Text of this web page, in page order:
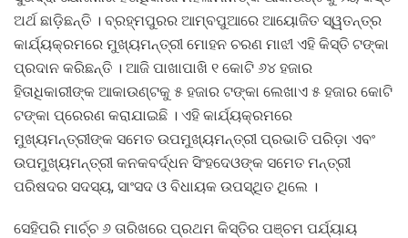
ଅର୍ଥ ଛାଡ଼ିଛନ୍ତି । ବ୍ରହ୍ମପୁରର ଆମ୍ବପୁଆରେ ଆୟୋଜିତ ସ୍ୱତନ୍ତ୍ର
କାର୍ଯ୍ୟକ୍ରମରେ ମୁଖ୍ୟମନ୍ତ୍ରୀ ମୋହନ ଚରଣ ମାଝୀ ଏହି କିସ୍ତି ଟଙ୍କା
ପ୍ରଦାନ କରିଛନ୍ତି । ଆଜି ପାଖାପାଖି ୧ କୋଟି ୬୪ ହଜାର
ହିତାଧିକାରୀଙ୍କ ଆକାଉଣ୍ଟକୁ ୫ ହଜାର ଟଙ୍କା ଲେଖାଏ ୫ ହଜାର କୋଟି
ଟଙ୍କା ପ୍ରେରଣ କରାଯାଇଛି । ଏହି କାର୍ଯ୍ୟକ୍ରମରେ
ମୁଖ୍ୟମନ୍ତ୍ରୀଙ୍କ ସମେତ ଉପମୁଖ୍ୟମନ୍ତ୍ରୀ ପ୍ରଭାତି ପରିଡ଼ା ଏବଂ
ଉପମୁଖ୍ୟମନ୍ତ୍ରୀ କନକବର୍ଦ୍ଧନ ସିଂହଦେଓଙ୍କ ସମେତ ମନ୍ତ୍ରୀ
ପରିଷଦର ସଦସ୍ୟ, ସାଂସଦ ଓ ବିଧାୟକ ଉପସ୍ଥିତ ଥିଲେ ।
ସେହିପରି ମାର୍ଚ୍ଚ ୬ ତାରିଖରେ ପ୍ରଥମ କିସ୍ତିର ପଞ୍ଚମ ପର୍ଯ୍ୟାୟ